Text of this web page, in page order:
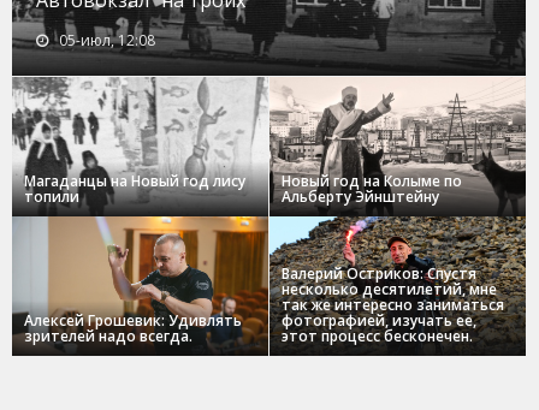
05-июл, 12:08
Магаданцы на Новый год лису
топили
Новый год на Колыме по
Альберту Эйнштейну
Алексей Грошевик: Удивлять
зрителей надо всегда.
Валерий Остриков: Спустя
несколько десятилетий, мне
так же интересно заниматься
фотографией, изучать ее,
этот процесс бесконечен.